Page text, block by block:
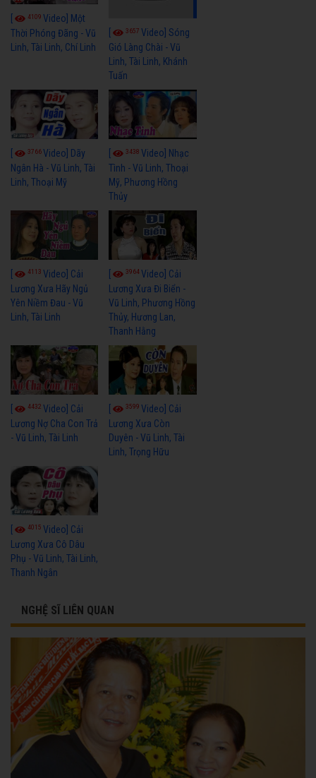
4109 Video] Một
Thời Phóng Đãng - Vũ
Linh, Tài Linh, Chí Linh
3657Video] Sóng
Gió Làng Chài - Vũ
Linh, Tài Linh, Khánh
Tuấn
3766Video] Dãy
Ngân Hà - Vũ Linh, Tài
Linh, Thoại Mỹ
3438Video] Nhạc
Tình - Vũ Linh, Thoại
Mỹ, Phương Hồng
Thủy
4113 Video] Cải
Lương Xưa Hãy Ngủ
Yên Niềm Đau - Vũ
Linh, Tài Linh
3964Video] Cải
Lương Xưa Đi Biển -
Vũ Linh, Phương Hồng
Thủy, Hương Lan,
Thanh Hằng
4432 Video] Cải
Lương Nợ Cha Con Trả
- Vũ Linh, Tài Linh
3599Video] Cải
Lương Xưa Còn
Duyên - Vũ Linh, Tài
Linh, Trọng Hữu
4015 Video] Cải
Lương Xưa Cô Dâu
Phụ - Vũ Linh, Tài Linh,
Thanh Ngân
NGHỆ SĨ LIÊN QUAN